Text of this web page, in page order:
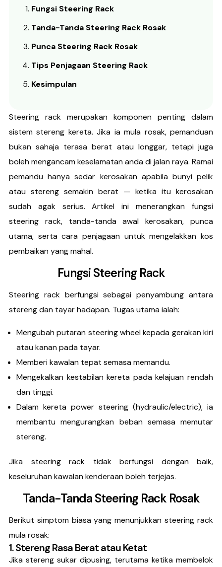
Fungsi Steering Rack
Tanda-Tanda Steering Rack Rosak
Punca Steering Rack Rosak
Tips Penjagaan Steering Rack
Kesimpulan
Steering rack merupakan komponen penting dalam
sistem stereng kereta. Jika ia mula rosak, pemanduan
bukan sahaja terasa berat atau longgar, tetapi juga
boleh mengancam keselamatan anda di jalan raya. Ramai
pemandu hanya sedar kerosakan apabila bunyi pelik
atau stereng semakin berat — ketika itu kerosakan
sudah agak serius. Artikel ini menerangkan fungsi
steering rack, tanda-tanda awal kerosakan, punca
utama, serta cara penjagaan untuk mengelakkan kos
pembaikan yang mahal.
Fungsi Steering Rack
Steering rack berfungsi sebagai penyambung antara
stereng dan tayar hadapan. Tugas utama ialah:
Mengubah putaran steering wheel kepada gerakan kiri
atau kanan pada tayar.
Memberi kawalan tepat semasa memandu.
Mengekalkan kestabilan kereta pada kelajuan rendah
dan tinggi.
Dalam kereta power steering (hydraulic/electric), ia
membantu mengurangkan beban semasa memutar
stereng.
Jika steering rack tidak berfungsi dengan baik,
keseluruhan kawalan kenderaan boleh terjejas.
Tanda-Tanda Steering Rack Rosak
Berikut simptom biasa yang menunjukkan steering rack
mula rosak:
1. Stereng Rasa Berat atau Ketat
Jika stereng sukar dipusing, terutama ketika membelok